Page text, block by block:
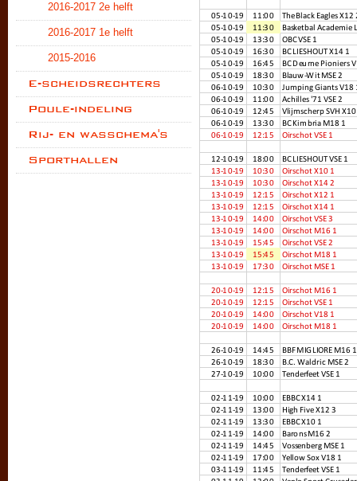
2016-2017 2e helft
2016-2017 1e helft
2015-2016
E-scheidsrechters
Poule-indeling
Rij- en wasschema's
Sporthallen